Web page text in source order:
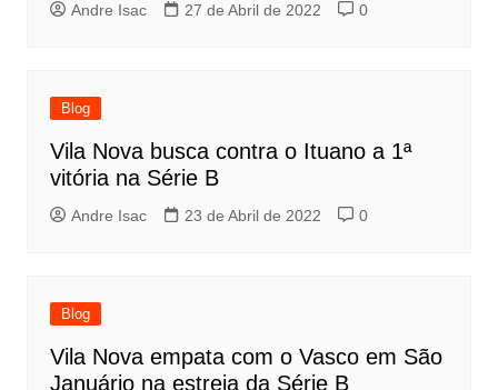
Andre Isac 27 de Abril de 2022 0
Blog
Vila Nova busca contra o Ituano a 1ª
vitória na Série B
Andre Isac 23 de Abril de 2022 0
Blog
Vila Nova empata com o Vasco em São
Januário na estreia da Série B